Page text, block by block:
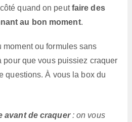
quand on peutfaire des
au bon moment.
moment ou formules sans
pour que vous puissiez craquer
questions. À vous la box du
avant de craquer: on vous